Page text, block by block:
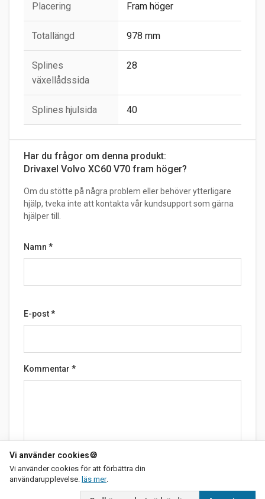
Placering Fram höger
Totallängd 978 mm
Splines
växellådssida
28
Splines hjulsida 40
Har du frågor om denna produkt:
Drivaxel Volvo XC60 V70 fram höger?
Om du stötte på några problem eller behöver ytterligare
hjälp, tveka inte att kontakta vår kundsupport som gärna
hjälper till.
Namn *
E-post*
Kommentar *
Vi använder cookies🍪
Vi använder cookies för att förbättra din
användarupplevelse. läs merom vår integritetspolicy
.